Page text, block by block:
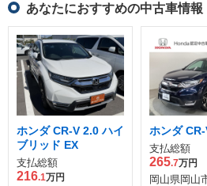
あなたにおすすめの中古車情報
ホンダ CR-V 2.0 ハイ
ブリッド EX
支払総額
216.1万円
ホンダ
支払総額
265.7万円
岡山県岡山